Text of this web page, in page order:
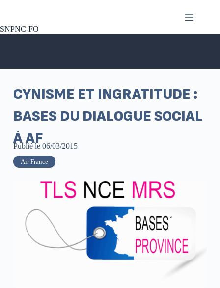
SNPNC-FO
CYNISME ET INGRATITUDE :
BASES DU DIALOGUE SOCIAL
À AF
Publié le 06/03/2015
Air France